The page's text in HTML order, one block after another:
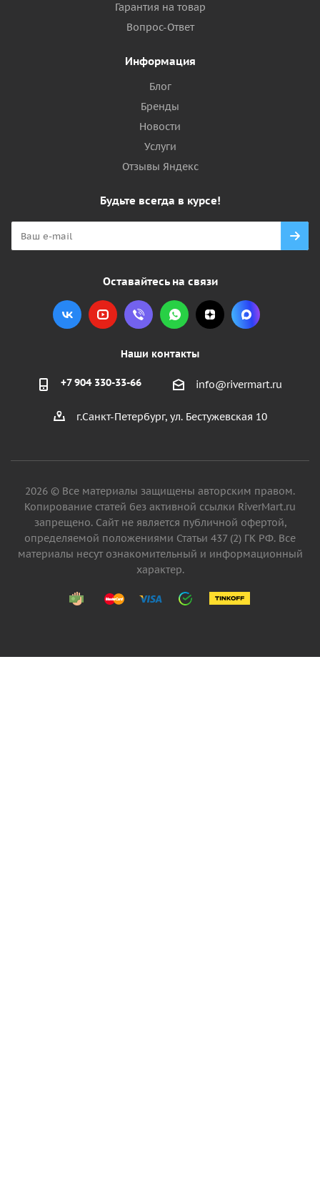
Гарантия на товар
Вопрос-Ответ
Информация
Блог
Бренды
Новости
Услуги
Отзывы Яндекс
Будьте всегда в курсе!
Оставайтесь на связи
Наши контакты
+7 904 330-33-66 info@rivermart.ru
г.Санкт-Петербург, ул. Бестужевская 10
2026 © Все материалы защищены авторским правом.
Копирование статей без активной ссылки RiverMart.ru
запрещено. Сайт не является публичной офертой,
определяемой положениями Статьи 437 (2) ГК РФ. Все
материалы несут ознакомительный и информационный
характер.